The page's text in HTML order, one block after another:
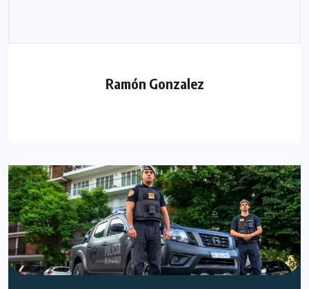
Ramón Gonzalez